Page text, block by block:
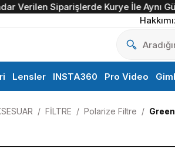
Siparişlerde Kurye İle Aynı Gün
Lensler INSTA360 Pro Video
FİLTRE Polarize Filtre